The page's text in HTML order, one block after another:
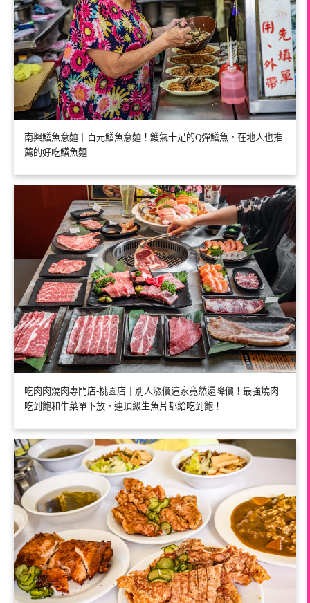
南興鱔魚意麵｜百元鱔魚意麵！鑊氣十足的Q彈鱔魚，在地人也推
薦的好吃鱔魚麵
吃肉肉燒肉専門店-桃園店｜別人漲價這家竟然還降價！最強燒肉
吃到飽和牛菜單下放，連頂級生魚片都給吃到飽！